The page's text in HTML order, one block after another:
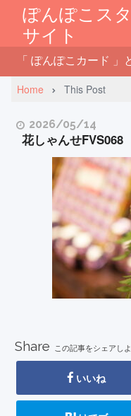
ぽんぽこス
サイト
「 ぽんぽこカード 」
Home This Post
2026/05/14
花しゃんせFVS068
Share この記事をシェアしよ
いいね